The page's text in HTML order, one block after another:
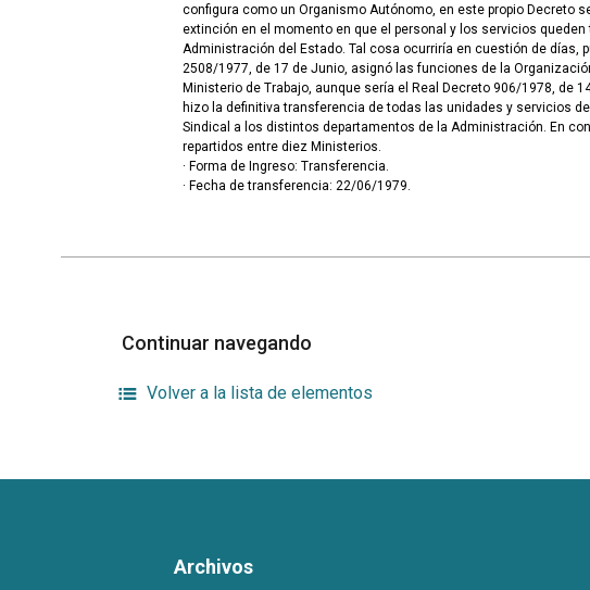
configura como un Organismo Autónomo, en este propio Decreto
extinción en el momento en que el personal y los servicios queden
Administración del Estado. Tal cosa ocurriría en cuestión de días,
2508/1977, de 17 de Junio, asignó las funciones de la
Ministerio de Trabajo, aunque sería el Real Decreto 906/1978, de
hizo la definitiva transferencia de todas las unidades y servicios
Sindical a los distintos departamentos de la Administración. En
repartidos entre diez Ministerios.
· Forma de Ingreso: Transferencia.
· Fecha de transferencia: 22/06/1979.
Continuar navegando
Volver a la lista de elementos
Archivos